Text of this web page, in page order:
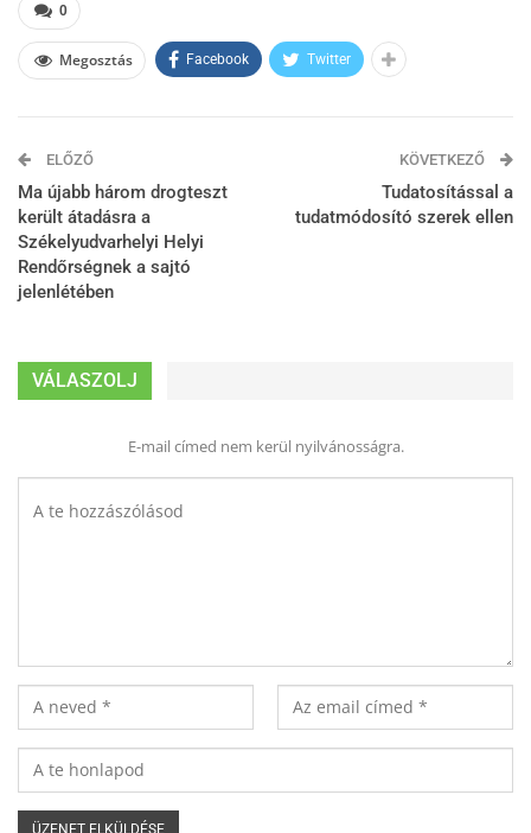
0
Megosztás Facebook Twitter
ELŐZŐ
Ma újabb három drogteszt
került átadásra a
Székelyudvarhelyi Helyi
Rendőrségnek a sajtó
jelenlétében
KÖVETKEZŐ
Tudatosítással a
tudatmódosító szerek ellen
VÁLASZOLJ
E-mail címed nem kerül nyilvánosságra.